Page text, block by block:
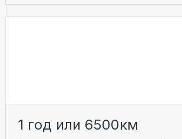
1 год или 6500км